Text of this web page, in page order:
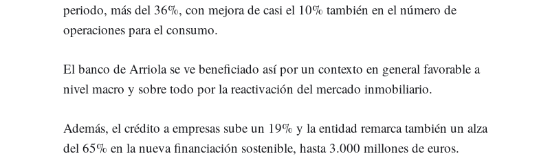
periodo, más del 36%, con mejora de casi el 10% también en el número de
operaciones para el consumo.
El banco de Arriola se ve beneficiado así por un contexto en general favorable a
nivel macro y sobre todo por la reactivación del mercado inmobiliario.
Además, el crédito a empresas sube un 19% y la entidad remarca también un alza
del 65% en la nueva financiación sostenible, hasta 3.000 millones de euros.